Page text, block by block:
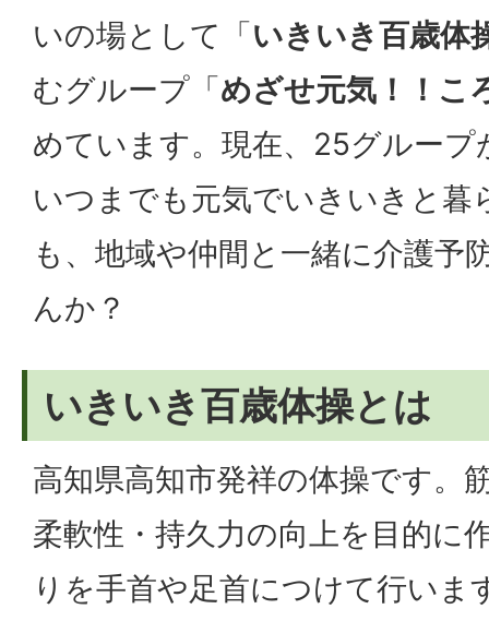
いの場として「いきいき百歳体
むグループ「めざせ元気！！こ
めています。現在、25グループ
いつまでも元気でいきいきと暮
も、地域や仲間と一緒に介護予
んか？
いきいき百歳体操とは
高知県高知市発祥の体操です。
柔軟性・持久力の向上を目的に
りを手首や足首につけて行い